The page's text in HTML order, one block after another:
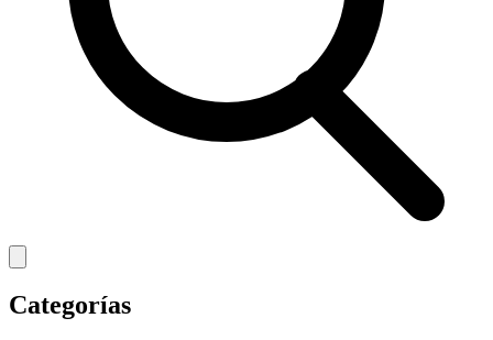
Categorías